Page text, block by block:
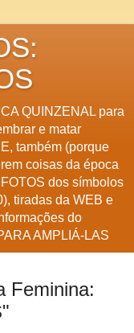
QUINZENAL para
e matar
também (porque
coisas da época
dos símbolos
tiradas da WEB e
do
AMPLIÁ-LAS
Feminina: